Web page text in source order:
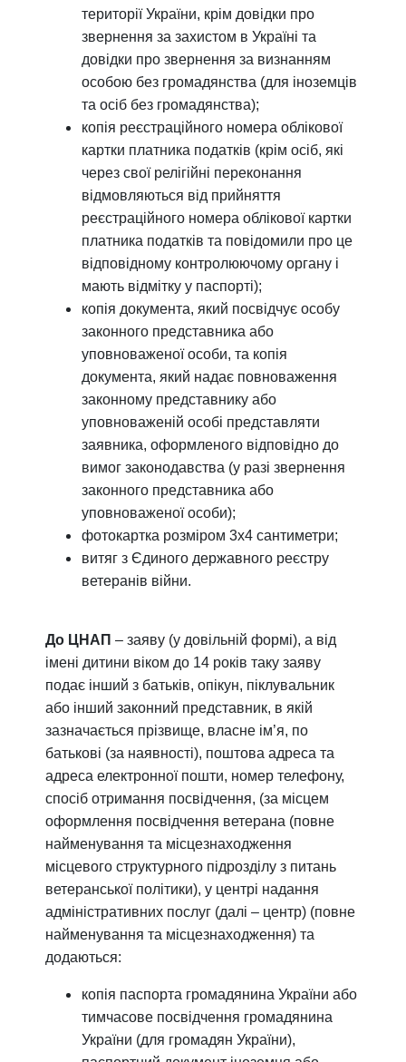
території України, крім довідки про
звернення за захистом в Україні та
довідки про звернення за визнанням
особою без громадянства (для іноземців
та осіб без громадянства);
копія реєстраційного номера облікової
картки платника податків (крім осіб, які
через свої релігійні переконання
відмовляються від прийняття
реєстраційного номера облікової картки
платника податків та повідомили про це
відповідному контролюючому органу і
мають відмітку у паспорті);
копія документа, який посвідчує особу
законного представника або
уповноваженої особи, та копія
документа, який надає повноваження
законному представнику або
уповноваженій особі представляти
заявника, оформленого відповідно до
вимог законодавства (у разі звернення
законного представника або
уповноваженої особи);
фотокартка розміром 3х4 сантиметри;
витяг з Єдиного державного реєстру
ветеранів війни.
До ЦНАП – заяву (у довільній формі), а від
імені дитини віком до 14 років таку заяву
подає інший з батьків, опікун, піклувальник
або інший законний представник, в якій
зазначається прізвище, власне ім’я, по
батькові (за наявності), поштова адреса та
адреса електронної пошти, номер телефону,
спосіб отримання посвідчення, (за місцем
оформлення посвідчення ветерана (повне
найменування та місцезнаходження
місцевого структурного підрозділу з питань
ветеранської політики), у центрі надання
адміністративних послуг (далі – центр) (повне
найменування та місцезнаходження) та
додаються:
копія паспорта громадянина України або
тимчасове посвідчення громадянина
України (для громадян України),